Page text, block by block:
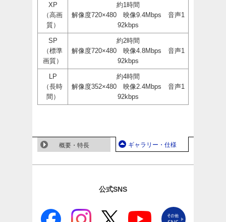
XP
（高画
質）
約1時間
解像度720×480 映像9.4Mbps 音声1
92kbps
SP
（標準
画質）
約2時間
解像度720×480 映像4.8Mbps 音声1
92kbps
LP
（長時
間）
約4時間
解像度352×480 映像2.4Mbps 音声1
92kbps
概要・特長 ギャラリー・仕様
公式SNS